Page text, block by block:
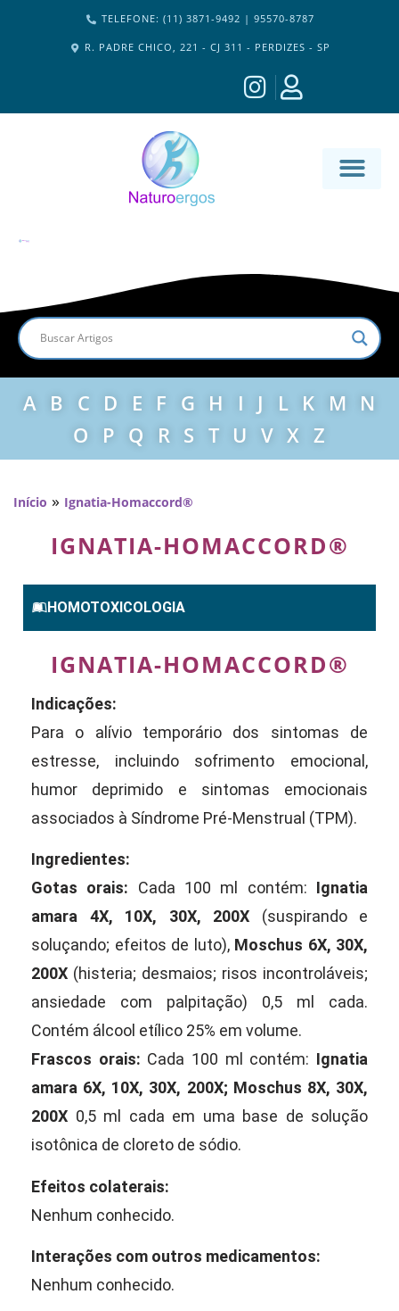
TELEFONE: (11) 3871-9492 | 95570-8787
R. PADRE CHICO, 221 - CJ 311 - PERDIZES - SP
A B C D E F G H I J L K M N
O
P Q R S T U V X Z
Início » Ignatia-Homaccord®
IGNATIA-HOMACCORD®
HOMOTOXICOLOGIA
IGNATIA-HOMACCORD®
Indicações:
Para o alívio temporário dos sintomas de
estresse, incluindo sofrimento emocional,
humor deprimido e sintomas emocionais
associados à Síndrome Pré-Menstrual (TPM).
Ingredientes:
Gotas orais: Cada 100 ml contém: Ignatia
amara 4X, 10X, 30X, 200X (suspirando e
soluçando; efeitos de luto), Moschus 6X, 30X,
200X (histeria; desmaios; risos incontroláveis;
ansiedade com palpitação) 0,5 ml cada.
Contém álcool etílico 25% em volume.
Frascos orais: Cada 100 ml contém: Ignatia
amara 6X, 10X, 30X, 200X; Moschus 8X, 30X,
200X 0,5 ml cada em uma base de solução
isotônica de cloreto de sódio.
Efeitos colaterais:
Nenhum conhecido.
Interações com outros medicamentos:
Nenhum conhecido.